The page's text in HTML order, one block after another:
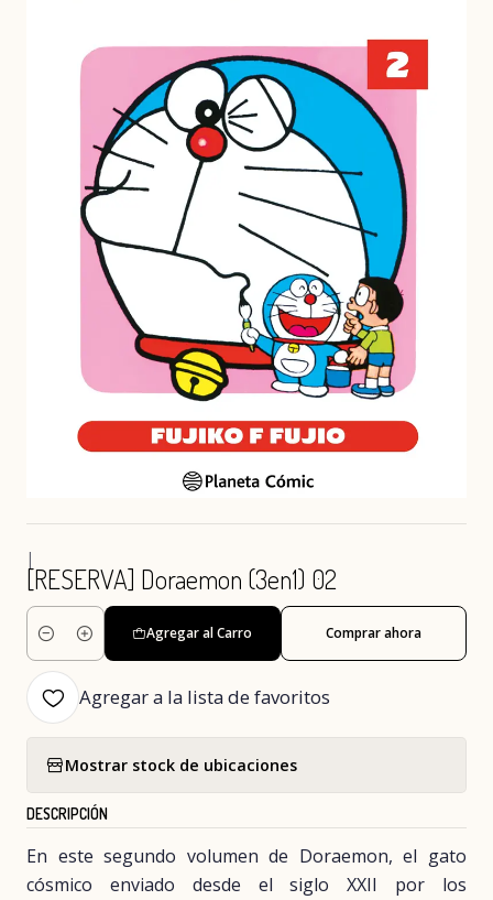
|
[RESERVA] Doraemon (3en1) 02
Cantidad
Agregar al Carro Comprar ahora
Agregar a la lista de favoritos
Mostrar stock de ubicaciones
DESCRIPCIÓN
En este segundo volumen de Doraemon, el gato
cósmico enviado desde el siglo XXII por los